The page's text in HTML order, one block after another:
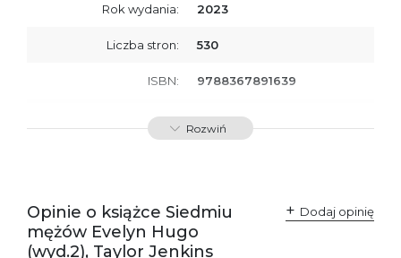
Rok wydania: 2023
Liczba stron: 530
ISBN: 9788367891639
Producent / Osoby
odpowiedzialne za
Wydawnictwo Poznańskie
Sp. z o.o.
+48 61 623 38 38
Ostrzeżenia oraz
informacje dotyczące
Załącznik PDF
Rozwiń
Opinie o książce Siedmiu
mężów Evelyn Hugo
(wyd.2), Taylor Jenkins
Dodaj opinię